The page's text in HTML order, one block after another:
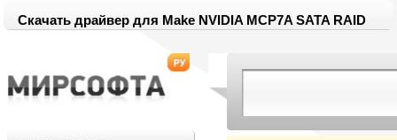
Скачать драйвер для Make NVIDIA MCP7A SATA RAID